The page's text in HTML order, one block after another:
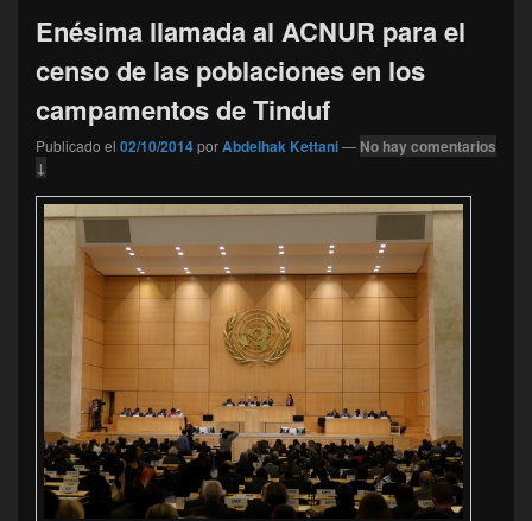
Enésima llamada al ACNUR para el
censo de las poblaciones en los
campamentos de Tinduf
Publicado el 02/10/2014porAbdelhak Kettani— No hay comentarios
↓